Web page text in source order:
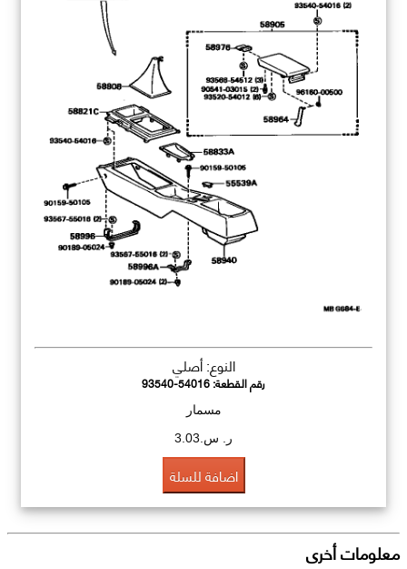
النوع: أصلي
رقم القطعة:93540-54016
مسمار
ر. س.3.03
اضافة للسلة
معلومات أخرى